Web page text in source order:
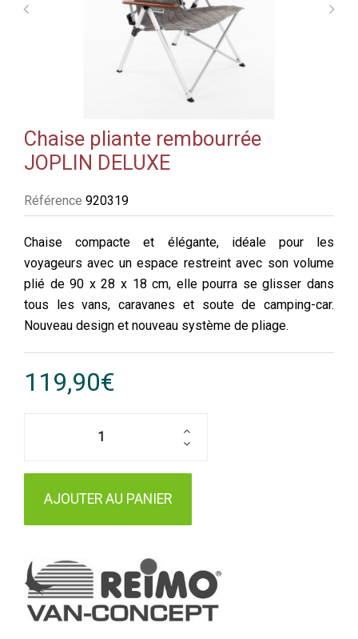
Chaise pliante rembourrée
JOPLIN DELUXE
Référence 920319
Chaise compacte et élégante, idéale pour les
voyageurs avec un espace restreint avec son volume
plié de 90 x 28 x 18 cm, elle pourra se glisser dans
tous les vans, caravanes et soute de camping-car.
Nouveau design et nouveau système de pliage.
119,90€
AJOUTER AU PANIER